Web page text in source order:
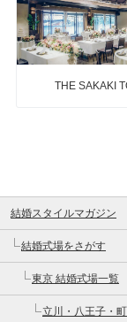
THE SAKAKI
結婚スタイルマガジン
結婚式場をさがす
東京 結婚式場一覧
立川・八王子・